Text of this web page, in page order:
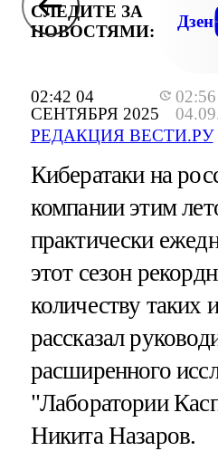
02:42 04
СЕНТЯБРЯ 2025
02:56
РЕДАКЦИЯ ВЕСТИ.РУ
СЛЕДИТЕ ЗА
НОВОСТЯМИ:
Дзен
Кибератаки на
компании этим
практически
этот сезон
количеству таких
рассказал
расширенного
"Лаборатории
Никита Назаров.